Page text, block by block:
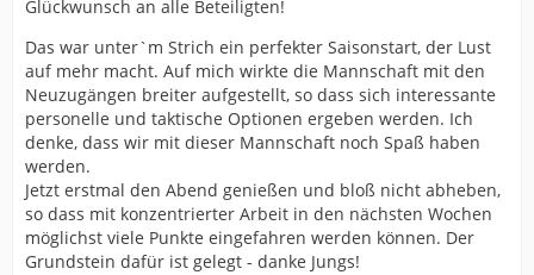
Glückwunsch an alle Beteiligten!
Das war unter`m Strich ein perfekter Saisonstart, der Lust
auf mehr macht. Auf mich wirkte die Mannschaft mit den
Neuzugängen breiter aufgestellt, so dass sich interessante
personelle und taktische Optionen ergeben werden. Ich
denke, dass wir mit dieser Mannschaft noch Spaß haben
werden.
Jetzt erstmal den Abend genießen und bloß nicht abheben,
so dass mit konzentrierter Arbeit in den nächsten Wochen
möglichst viele Punkte eingefahren werden können. Der
Grundstein dafür ist gelegt - danke Jungs!